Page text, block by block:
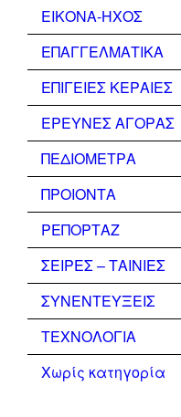
ΕΙΚΟΝΑ-ΗΧΟΣ
ΕΠΑΓΓΕΛΜΑΤΙΚΑ
ΕΠΙΓΕΙΕΣ ΚΕΡΑΙΕΣ
ΕΡΕΥΝΕΣ ΑΓΟΡΑΣ
ΠΕΔΙΟΜΕΤΡΑ
ΠΡΟΙΟΝΤΑ
ΡΕΠΟΡΤΑΖ
ΣΕΙΡΕΣ – ΤΑΙΝΙΕΣ
ΣΥΝΕΝΤΕΥΞΕΙΣ
ΤΕΧΝΟΛΟΓΙΑ
Χωρίς κατηγορία